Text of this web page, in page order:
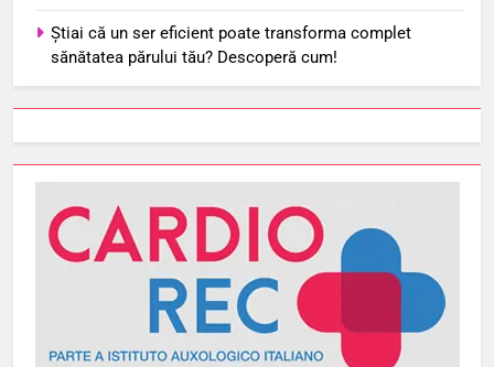
Știai că un ser eficient poate transforma complet
sănătatea părului tău? Descoperă cum!